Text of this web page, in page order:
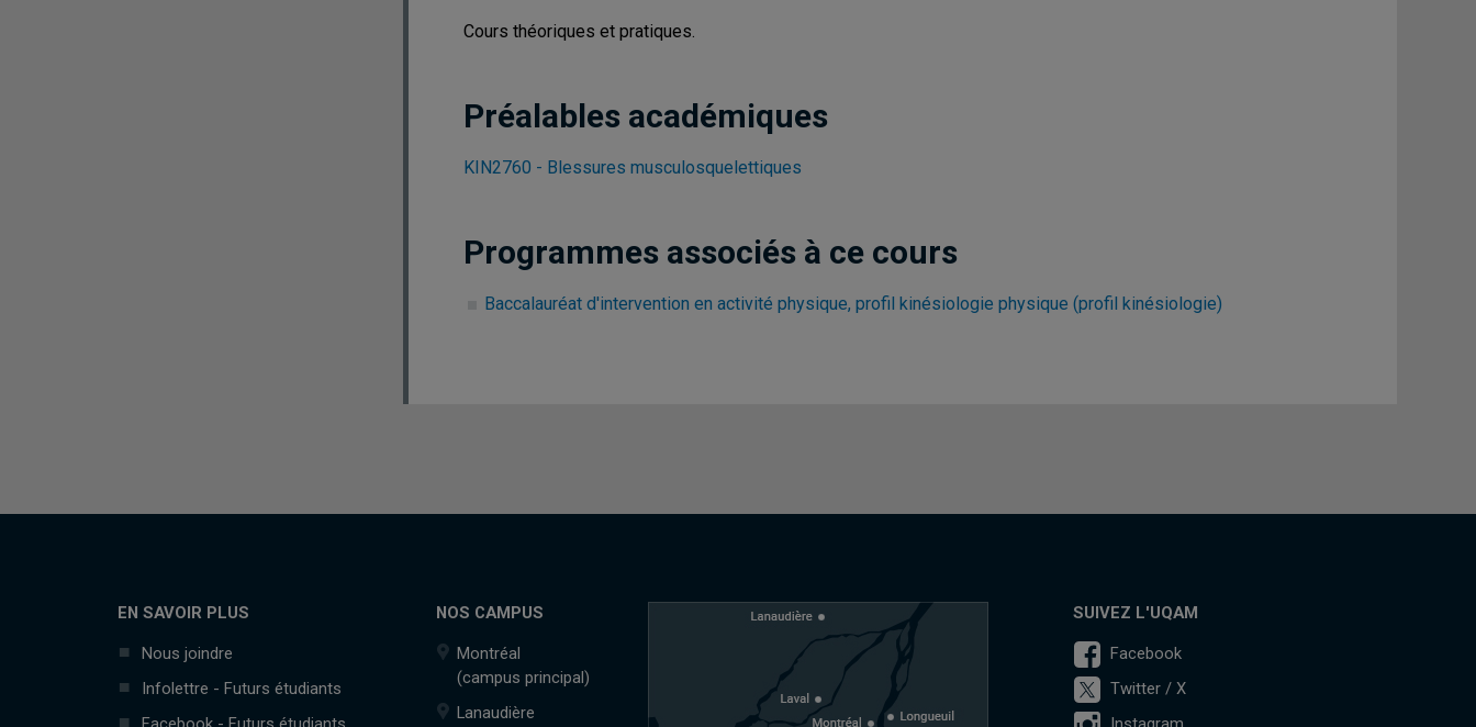
Cours théoriques et pratiques.
Préalables académiques
KIN2760 - Blessures musculosquelettiques
Programmes associés à ce cours
Baccalauréat d'intervention en activité physique, profil kinésiologie physique (profil kinésiologie)
EN SAVOIR PLUS
Nous joindre
Infolettre - Futurs étudiants
NOS CAMPUS
Montréal
(campus principal)
Lanaudière
SUIVEZ L'UQAM
Facebook
Twitter / X